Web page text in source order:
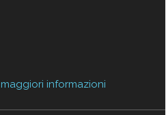
informazioni